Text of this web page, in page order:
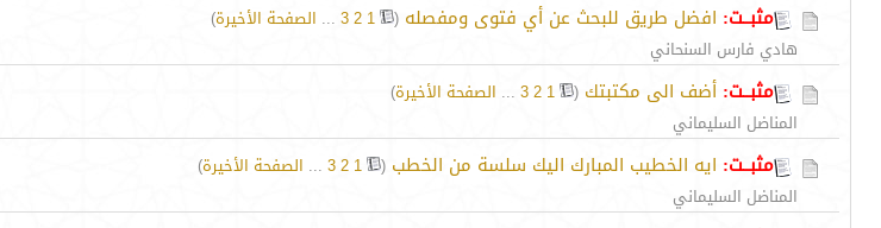
مثبــت: افضل طريق للبحث عن أي فتوى ومفصله‏ (
1
2
3
... الصفحة الأخيرة)
هادي فارس السنحاني
مثبــت: أضف الى مكتبتك (
1
2
3
... الصفحة الأخيرة)
المناضل السليماني
مثبــت: ايه الخطيب المبارك اليك سلسة من الخطب (
1
2
3
... الصفحة الأخيرة)
المناضل السليماني